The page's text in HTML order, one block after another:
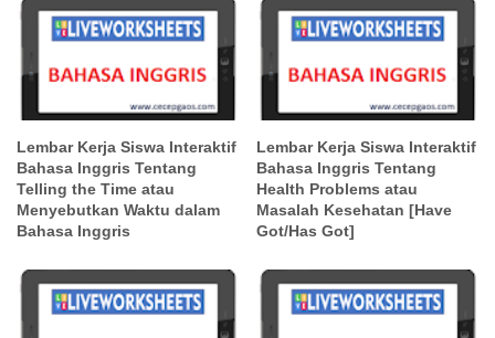
Lembar Kerja Siswa Interaktif
Bahasa Inggris Tentang
Telling the Time atau
Menyebutkan Waktu dalam
Bahasa Inggris
Lembar Kerja Siswa Interaktif
Bahasa Inggris Tentang
Health Problems atau
Masalah Kesehatan [Have
Got/Has Got]